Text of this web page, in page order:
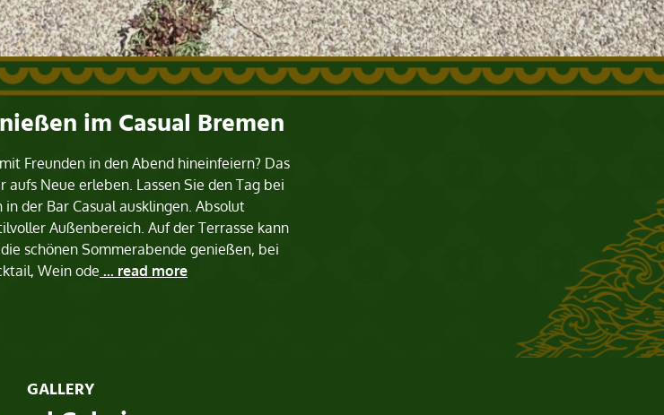
im Casual Bremen
Freunden in den Abend hineinfeiern? Das
aufs Neue erleben. Lassen Sie den Tag bei
der Bar Casual ausklingen. Absolut
Außenbereich. Auf der Terrasse kann
schönen Sommerabende genießen, bei
Wein ode ... read more
GALLERY